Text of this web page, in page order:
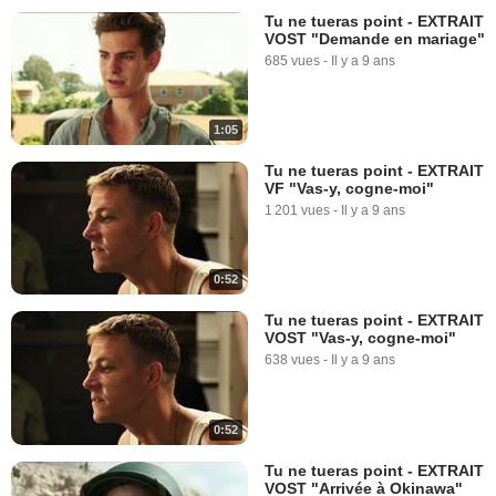
1:05
Tu ne tueras point - EXTRAIT
VOST "Demande en mariage"
685 vues - Il y a 9 ans
0:52
Tu ne tueras point - EXTRAIT
VF "Vas-y, cogne-moi"
1 201 vues - Il y a 9 ans
0:52
Tu ne tueras point - EXTRAIT
VOST "Vas-y, cogne-moi"
638 vues - Il y a 9 ans
Tu ne tueras point - EXTRAIT
VOST "Arrivée à Okinawa"